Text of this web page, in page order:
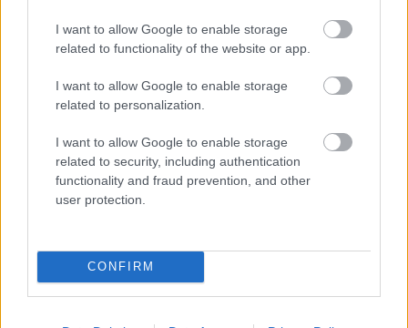
I want to allow Google to enable storage
related to functionality of the website or app.
I want to allow Google to enable storage
related to personalization.
I want to allow Google to enable storage
related to security, including authentication
functionality and fraud prevention, and other
user protection.
CONFIRM
Palkanlaskennanvaiheet ovat
palkkatapahtumien käsittely, maksatus,
prosesseihin.